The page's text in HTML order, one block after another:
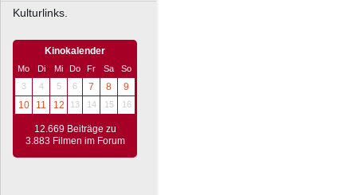
Kulturlinks.
Kinokalender
Mo Di Mi Do Fr Sa
So
3
4 5 6 7 8
9
10
11 12 13 14 15 16
12.669 Beiträge zu
3.883 Filmen im Forum